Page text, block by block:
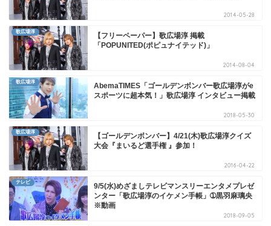
2014-05-28
歌広場淳
【フリーペーパー】歌広場淳 掲載
「POPUNITED(ポピュナイテッド)」
2014-08-04
歌広場淳
AbemaTIMES「ゴールデンボンバー歌広場淳がe
スポーツに超本気！」歌広場淳 インタビュー掲載
2018-05-30
歌広場淳
【ゴールデンボンバー】4/21(木)歌広場淳クイズ
大会『まいるど選手権 』参加！
2016-04-22
テレビ
9/5(水)めざましテレビマンスリーエンタメプレゼ
ンター「歌広場淳のイケメン手帳」➀黒羽麻璃央
※動画
2018-09-05